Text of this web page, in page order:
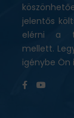
jelentős
elérni a
mellett.
igénybe Ön